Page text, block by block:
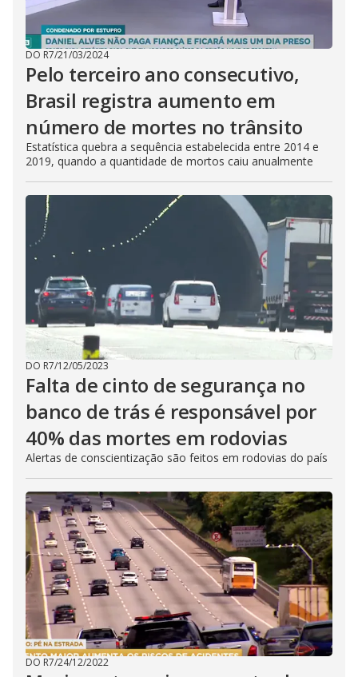
DO R7/21/03/2024
Pelo terceiro ano consecutivo,
Brasil registra aumento em
número de mortes no trânsito
Estatística quebra a sequência estabelecida entre 2014 e
2019, quando a quantidade de mortos caiu anualmente
DO R7/12/05/2023
Falta de cinto de segurança no
banco de trás é responsável por
40% das mortes em rodovias
Alertas de conscientização são feitos em rodovias do país
DO R7/24/12/2022